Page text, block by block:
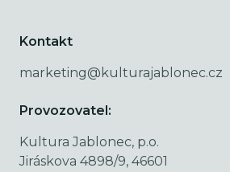
Kontakt
marketing@kulturajablonec.cz
Provozovatel:
Kultura Jablonec, p.o.
Jiráskova 4898/9, 46601